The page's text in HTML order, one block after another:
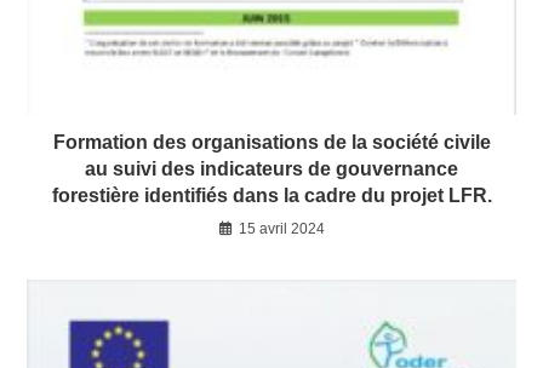
Formation des organisations de la société civile
au suivi des indicateurs de gouvernance
forestière identifiés dans la cadre du projet LFR.
15 avril 2024